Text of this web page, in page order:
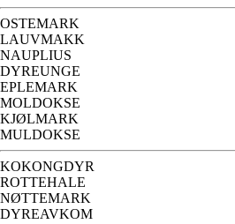
OSTEMARK
LAUVMAKK
NAUPLIUS
DYREUNGE
EPLEMARK
MOLDOKSE
KJØLMARK
MULDOKSE
KOKONGDYR
ROTTEHALE
NØTTEMARK
DYREAVKOM